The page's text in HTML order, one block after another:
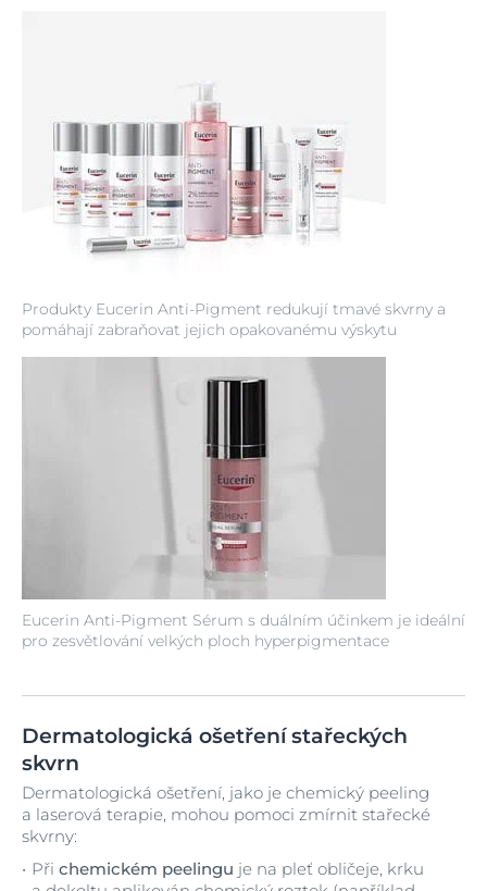
Produkty Eucerin Anti-Pigment redukují tmavé skvrny a
pomáhají zabraňovat jejich opakovanému výskytu
Eucerin Anti-Pigment Sérum s duálním účinkem je ideální
pro zesvětlování velkých ploch hyperpigmentace
Dermatologická ošetření stařeckých
skvrn
Dermatologická ošetření, jako je chemický peeling
a laserová terapie, mohou pomoci zmírnit stařecké
skvrny:
Při chemickém peelingu je na pleť obličeje, krku